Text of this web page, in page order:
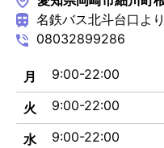
名鉄バス北斗台口よ
08032899286
月 9:00-22:00
火 9:00-22:00
水 9:00-22:00